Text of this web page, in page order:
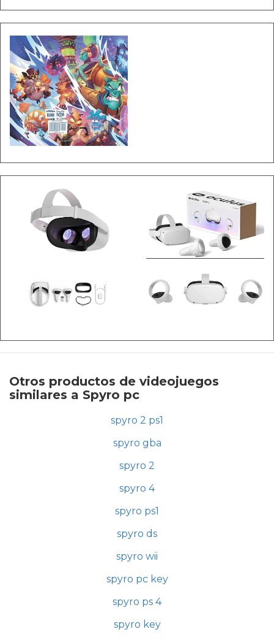
Otros productos de videojuegos
similares a Spyro pc
spyro 2 ps1
spyro gba
spyro 2
spyro 4
spyro ps1
spyro ds
spyro wii
spyro pc key
spyro ps 4
spyro key